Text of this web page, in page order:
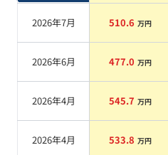
2026年7月 510.6 万円
2026年6月 477.0 万円
2026年4月 545.7 万円
2026年4月 533.8 万円